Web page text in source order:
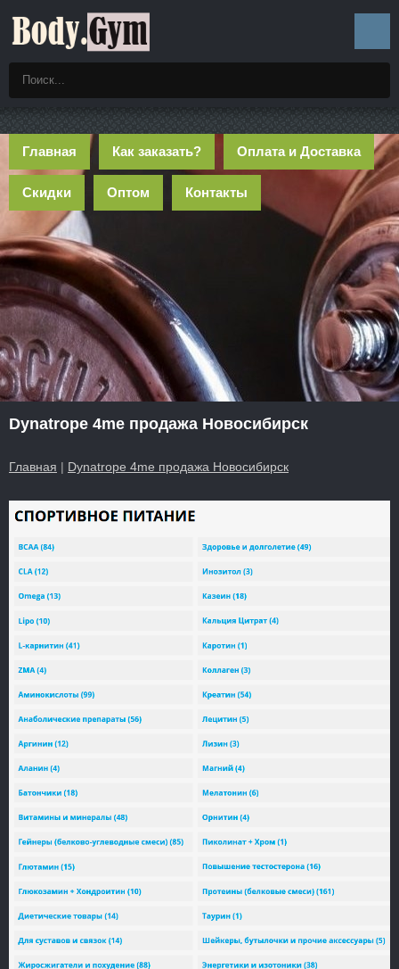
Главная Как заказать? Оплата и Доставка
Скидки Оптом Контакты
Dynatrope 4me продажа Новосибирск
Главная | Dynatrope 4me продажа Новосибирск